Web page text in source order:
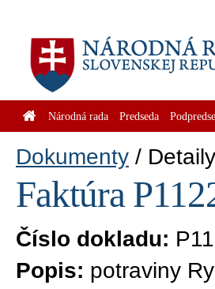
Národná rada Predseda
Dokumenty
Faktúra
Číslo dokladu:
Popis: potraviny